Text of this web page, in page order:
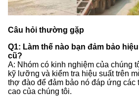
Câu hỏi thường gặp
Q1: Làm thế nào bạn đảm bảo
cũ?
A: Nhóm có kinh nghiệm của chúng
kỹ lưỡng và kiểm tra hiệu suất trên
thợ đào để đảm bảo nó đáp ứng các
cao của chúng tôi.